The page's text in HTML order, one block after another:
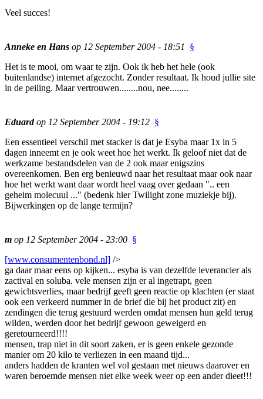
Veel succes!
Anneke en Hans op 12 September 2004 - 18:51
§
Het is te mooi, om waar te zijn. Ook ik heb het hele (ook
buitenlandse) internet afgezocht. Zonder resultaat. Ik houd jullie site
in de peiling. Maar vertrouwen........nou, nee........
Eduardop 12 September 2004 - 19:12 §
Een essentieel verschil met stacker is dat je Esyba maar 1x in 5
dagen inneemt en je ook weet hoe het werkt. Ik geloof niet dat de
werkzame bestandsdelen van de 2 ook maar enigszins
overeenkomen. Ben erg benieuwd naar het resultaat maar ook naar
hoe het werkt want daar wordt heel vaag over gedaan ".. een
geheim molecuul ..." (bedenk hier Twilight zone muziekje bij).
Bijwerkingen op de lange termijn?
m op 12 September 2004 - 23:00 §
[www.consumentenbond.nl] />
ga daar maar eens op kijken... esyba is van dezelfde leverancier als
zactival en soluba. vele mensen zijn er al ingetrapt, geen
gewichtsverlies, maar bedrijf geeft geen reactie op klachten (er staat
ook een verkeerd nummer in de brief die bij het product zit) en
zendingen die terug gestuurd werden omdat mensen hun geld terug
wilden, werden door het bedrijf gewoon geweigerd en
geretourneerd!!!!
mensen, trap niet in dit soort zaken, er is geen enkele gezonde
manier om 20 kilo te verliezen in een maand tijd...
anders hadden de kranten wel vol gestaan met nieuws daarover en
waren beroemde mensen niet elke week weer op een ander dieet!!!